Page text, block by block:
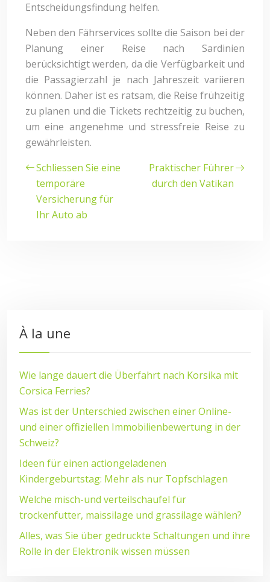
Entscheidungsfindung helfen.
Neben den Fährservices sollte die Saison bei der
Planung einer Reise nach Sardinien
berücksichtigt werden, da die Verfügbarkeit und
die Passagierzahl je nach Jahreszeit variieren
können. Daher ist es ratsam, die Reise frühzeitig
zu planen und die Tickets rechtzeitig zu buchen,
um eine angenehme und stressfreie Reise zu
gewährleisten.
Schliessen Sie eine
temporäre
Versicherung für
Ihr Auto ab
Praktischer Führer
durch den Vatikan
À la une
Wie lange dauert die Überfahrt nach Korsika mit
Corsica Ferries?
Was ist der Unterschied zwischen einer Online-
und einer offiziellen Immobilienbewertung in der
Schweiz?
Ideen für einen actiongeladenen
Kindergeburtstag: Mehr als nur Topfschlagen
Welche misch-und verteilschaufel für
trockenfutter, maissilage und grassilage wählen?
Alles, was Sie über gedruckte Schaltungen und ihre
Rolle in der Elektronik wissen müssen